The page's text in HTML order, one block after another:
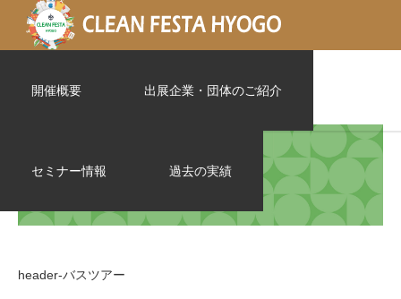
開催概要 出展企業・団体のご紹介
セミナー情報 過去の実績
header-バスツアー
header-バスツアー